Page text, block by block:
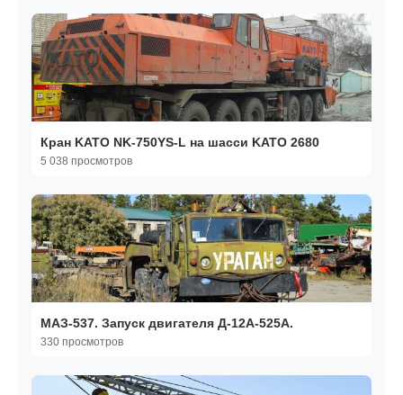
Кран KATO NK-750YS-L на шасси KATO 2680
5 038 просмотров
МАЗ-537. Запуск двигателя Д-12А-525А.
330 просмотров